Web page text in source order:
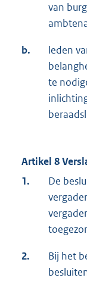
van
b.
leden
te
Artikel 8
1.
De
2.
Bij het